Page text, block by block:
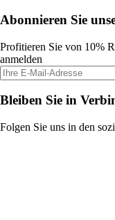
Abonnieren Sie
Profitieren Sie von 10%
anmelden
Bleiben Sie in
Folgen Sie uns in den